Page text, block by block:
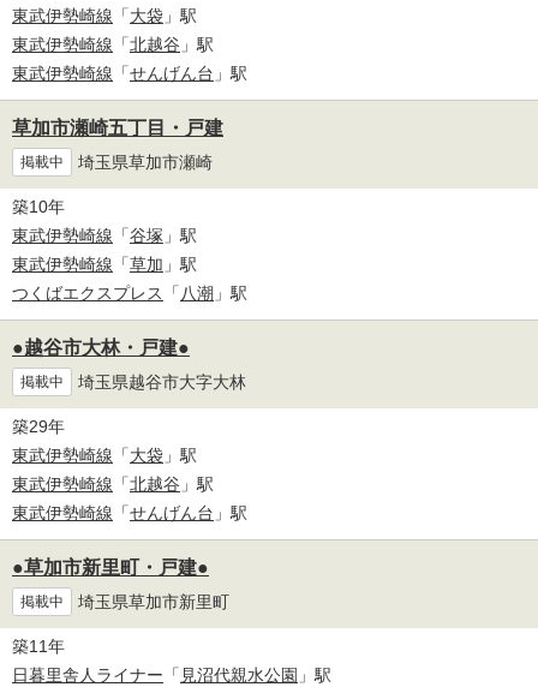
東武伊勢崎線 「大袋 」駅
東武伊勢崎線 「北越谷 」駅
東武伊勢崎線 「せんげん台 」駅
草加市瀬崎五丁目・戸建
掲載中 埼玉県草加市瀬崎
築10年
東武伊勢崎線 「谷塚 」駅
東武伊勢崎線 「草加 」駅
つくばエクスプレス
「 八潮 」駅
●越谷市大林・戸建●
掲載中 埼玉県越谷市大字大林
築29年
東武伊勢崎線 「大袋 」駅
東武伊勢崎線 「北越谷 」駅
東武伊勢崎線 「せんげん台 」駅
●草加市新里町・戸建●
掲載中 埼玉県草加市新里町
築11年
日暮里舎人ライナー 「 見沼代親水公園 」駅